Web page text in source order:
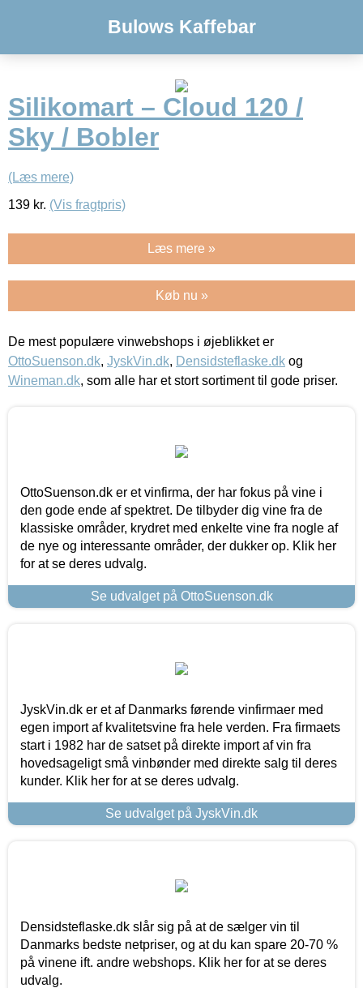
Bulows Kaffebar
Silikomart – Cloud 120 /
Sky / Bobler
(Læs mere)
139 kr. (Vis fragtpris)
Læs mere »
Køb nu »
De mest populære vinwebshops i øjeblikket er
OttoSuenson.dk, JyskVin.dk, Densidsteflaske.dk og
Wineman.dk, som alle har et stort sortiment til gode priser.
OttoSuenson.dk er et vinfirma, der har fokus på vine i
den gode ende af spektret. De tilbyder dig vine fra de
klassiske områder, krydret med enkelte vine fra nogle af
de nye og interessante områder, der dukker op. Klik her
for at se deres udvalg.
Se udvalget på OttoSuenson.dk
JyskVin.dk er et af Danmarks førende vinfirmaer med
egen import af kvalitetsvine fra hele verden. Fra firmaets
start i 1982 har de satset på direkte import af vin fra
hovedsageligt små vinbønder med direkte salg til deres
kunder. Klik her for at se deres udvalg.
Se udvalget på JyskVin.dk
Densidsteflaske.dk slår sig på at de sælger vin til
Danmarks bedste netpriser, og at du kan spare 20-70 %
på vinene ift. andre webshops. Klik her for at se deres
udvalg.